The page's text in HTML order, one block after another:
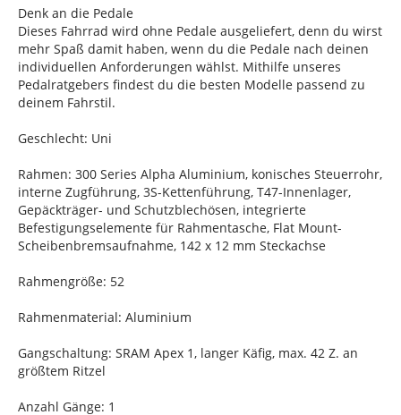
Denk an die Pedale
Dieses Fahrrad wird ohne Pedale ausgeliefert, denn du wirst
mehr Spaß damit haben, wenn du die Pedale nach deinen
individuellen Anforderungen wählst. Mithilfe unseres
Pedalratgebers findest du die besten Modelle passend zu
deinem Fahrstil.
Geschlecht: Uni
Rahmen: 300 Series Alpha Aluminium, konisches Steuerrohr,
interne Zugführung, 3S-Kettenführung, T47-Innenlager,
Gepäckträger- und Schutzblechösen, integrierte
Befestigungselemente für Rahmentasche, Flat Mount-
Scheibenbremsaufnahme, 142 x 12 mm Steckachse
Rahmengröße: 52
Rahmenmaterial: Aluminium
Gangschaltung: SRAM Apex 1, langer Käfig, max. 42 Z. an
größtem Ritzel
Anzahl Gänge: 1